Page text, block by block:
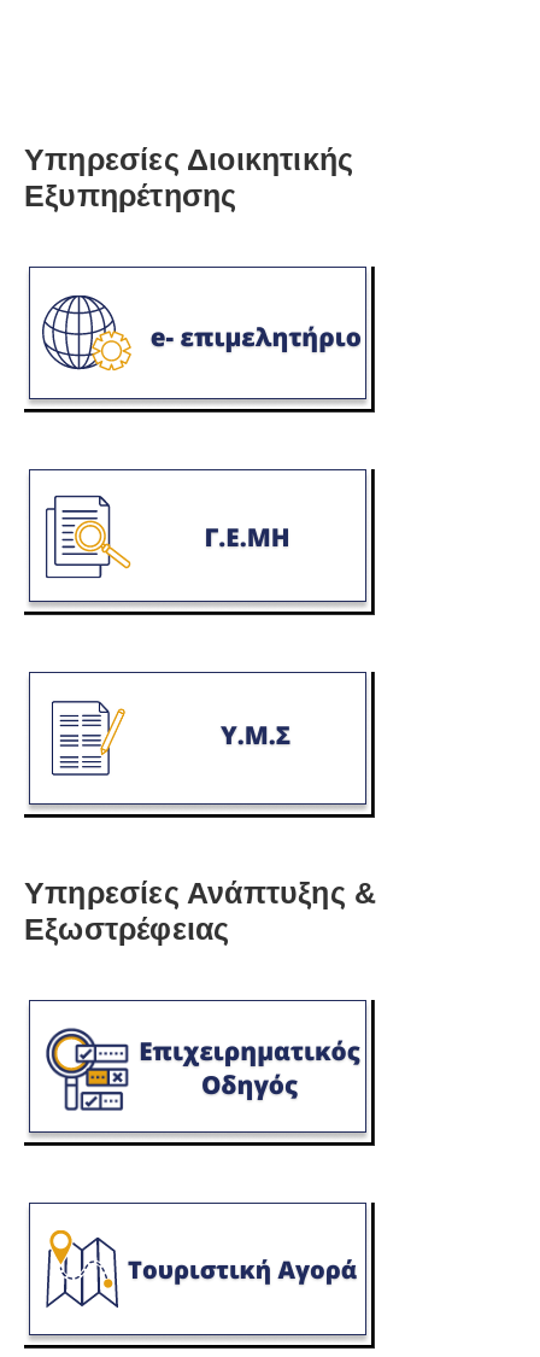
Υπηρεσίες Διοικητικής
Εξυπηρέτησης
Υπηρεσίες Ανάπτυξης &
Εξωστρέφειας